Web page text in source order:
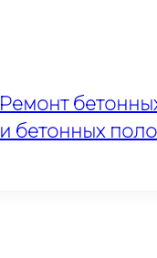
Ремонт
и бетонных